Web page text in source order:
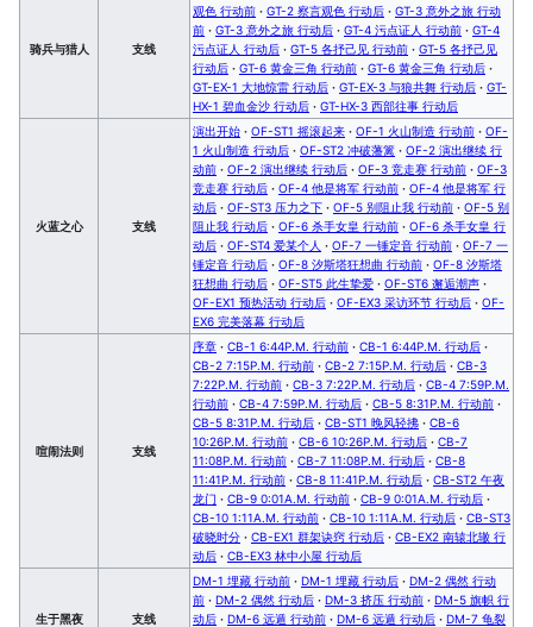
骑兵与猎人 支线
观色 行动前 · GT-2 察言观色 行动后 · GT-3 意外之旅 行动
前 · GT-3 意外之旅 行动后 · GT-4 污点证人 行动前 · GT-4
污点证人 行动后 · GT-5 各抒己见 行动前 · GT-5 各抒己见
行动后 · GT-6 黄金三角 行动前 · GT-6 黄金三角 行动后 ·
GT-EX-1 大地惊雷 行动后 · GT-EX-3 与狼共舞 行动后 · GT-
HX-1 碧血金沙 行动后 · GT-HX-3 西部往事 行动后
火蓝之心 支线
演出开始 · OF-ST1 摇滚起来 · OF-1 火山制造 行动前 · OF-
1 火山制造 行动后 · OF-ST2 冲破藩篱 · OF-2 演出继续 行
动前 · OF-2 演出继续 行动后 · OF-3 竞走赛 行动前 · OF-3
竞走赛 行动后 · OF-4 他是将军 行动前 · OF-4 他是将军 行
动后 · OF-ST3 压力之下 · OF-5 别阻止我 行动前 · OF-5 别
阻止我 行动后 · OF-6 杀手女皇 行动前 · OF-6 杀手女皇 行
动后 · OF-ST4 爱某个人 · OF-7 一锤定音 行动前 · OF-7 一
锤定音 行动后 · OF-8 汐斯塔狂想曲 行动前 · OF-8 汐斯塔
狂想曲 行动后 · OF-ST5 此生挚爱 · OF-ST6 邂逅潮声 ·
OF-EX1 预热活动 行动后 · OF-EX3 采访环节 行动后 · OF-
EX6 完美落幕 行动后
喧闹法则 支线
序章 · CB-1 6:44P.M. 行动前 · CB-1 6:44P.M. 行动后 ·
CB-2 7:15P.M. 行动前 · CB-2 7:15P.M. 行动后 · CB-3
7:22P.M. 行动前 · CB-3 7:22P.M. 行动后 · CB-4 7:59P.M.
行动前 · CB-4 7:59P.M. 行动后 · CB-5 8:31P.M. 行动前 ·
CB-5 8:31P.M. 行动后 · CB-ST1 晚风轻拂 · CB-6
10:26P.M. 行动前 · CB-6 10:26P.M. 行动后 · CB-7
11:08P.M. 行动前 · CB-7 11:08P.M. 行动后 · CB-8
11:41P.M. 行动前 · CB-8 11:41P.M. 行动后 · CB-ST2 午夜
龙门 · CB-9 0:01A.M. 行动前 · CB-9 0:01A.M. 行动后 ·
CB-10 1:11A.M. 行动前 · CB-10 1:11A.M. 行动后 · CB-ST3
破晓时分 · CB-EX1 群架诀窍 行动后 · CB-EX2 南辕北辙 行
动后 · CB-EX3 林中小屋 行动后
生于黑夜 支线
DM-1 埋藏 行动前 · DM-1 埋藏 行动后 · DM-2 偶然 行动
前 · DM-2 偶然 行动后 · DM-3 挤压 行动前 · DM-5 旗帜 行
动后 · DM-6 远遁 行动前 · DM-6 远遁 行动后 · DM-7 龟裂